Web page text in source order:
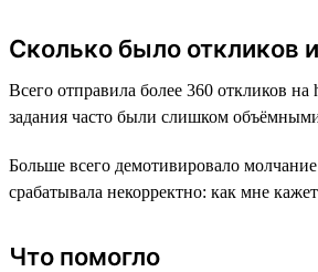
Сколько было откликов
Всего отправила более 360 откликов
задания часто были слишком
Больше всего демотивировало
срабатывала некорректно: как мне
Что помогло